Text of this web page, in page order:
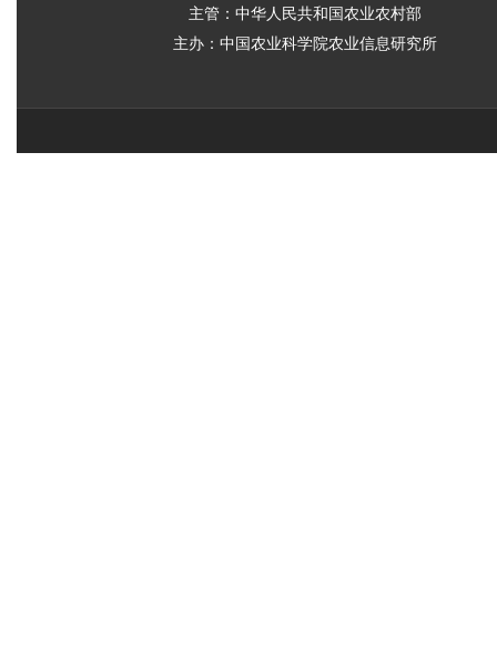
主管：中华人民共和国农业农村部
主办：中国农业科学院农业信息研究所